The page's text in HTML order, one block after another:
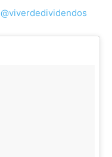
@viverdedividendos